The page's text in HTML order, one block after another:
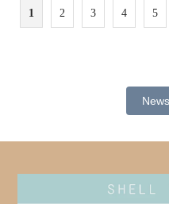
1 2 3 4 5